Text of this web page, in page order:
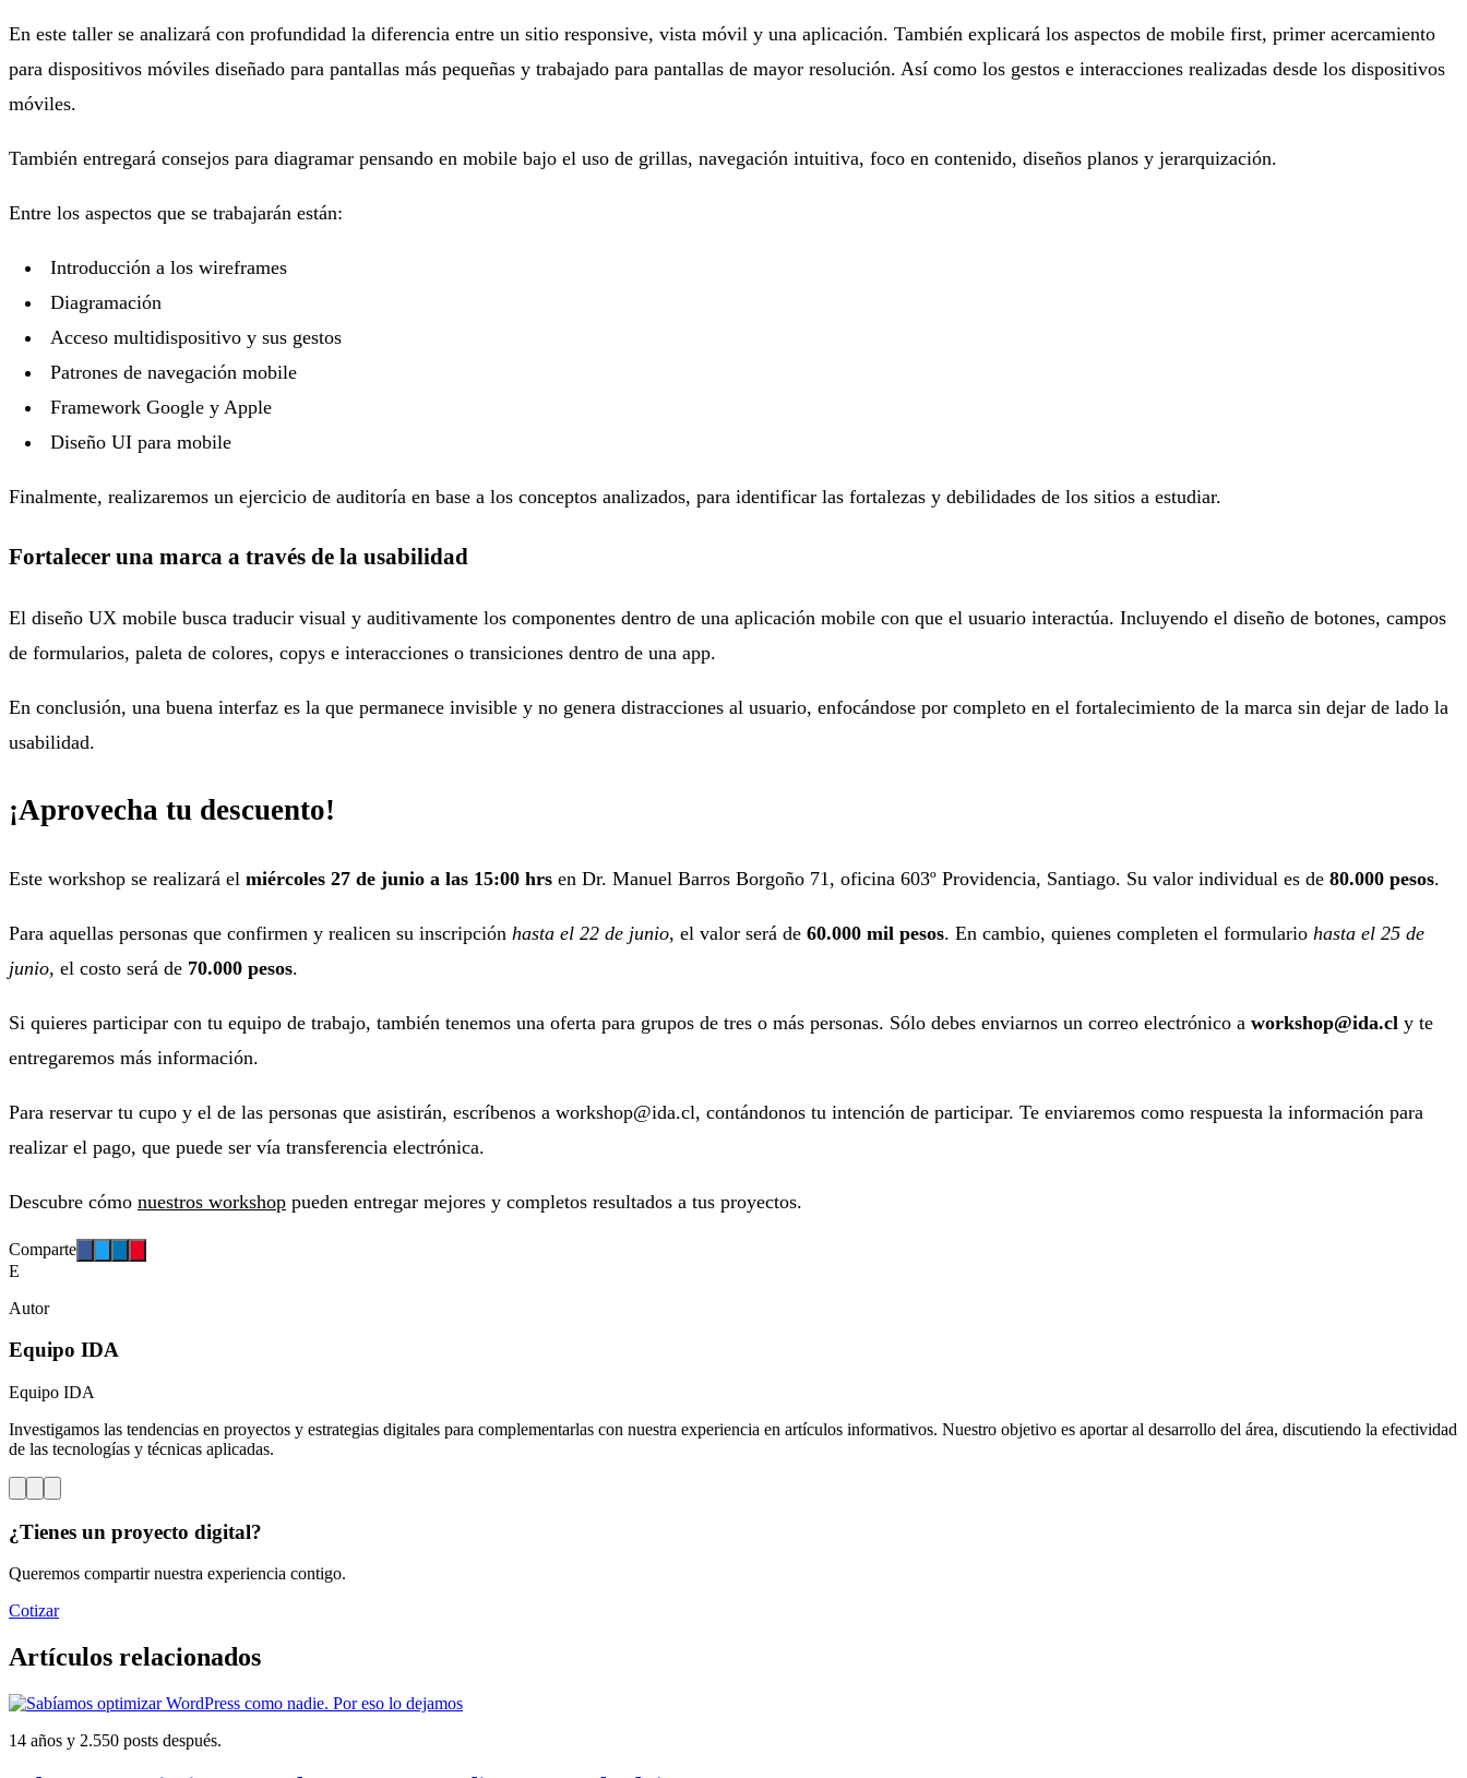
En este taller se analizará con profundidad la diferencia entre un sitio responsive, vista móvil y una aplicación. También explicará los aspectos de mobile first, primer acercamiento
para dispositivos móviles diseñado para pantallas más pequeñas y trabajado para pantallas de mayor resolución. Así como los gestos e interacciones realizadas desde los dispositivos
móviles.
También entregará consejos para diagramar pensando en mobile bajo el uso de grillas, navegación intuitiva, foco en contenido, diseños planos y jerarquización.
Entre los aspectos que se trabajarán están:
Introducción a los wireframes
Diagramación
Acceso multidispositivo y sus gestos
Patrones de navegación mobile
Framework Google y Apple
Diseño UI para mobile
Finalmente, realizaremos un ejercicio de auditoría en base a los conceptos analizados, para identificar las fortalezas y debilidades de los sitios a estudiar.
Fortalecer una marca a través de la usabilidad
El diseño UX mobile busca traducir visual y auditivamente los componentes dentro de una aplicación mobile con que el usuario interactúa. Incluyendo el diseño de botones, campos
de formularios, paleta de colores, copys e interacciones o transiciones dentro de una app.
En conclusión, una buena interfaz es la que permanece invisible y no genera distracciones al usuario, enfocándose por completo en el fortalecimiento de la marca sin dejar de lado la
usabilidad.
¡Aprovecha tu descuento!
Este workshop se realizará el miércoles 27 de junio a las 15:00 hrs en Dr. Manuel Barros Borgoño 71, oficina 603º Providencia, Santiago. Su valor individual es de 80.000 pesos.
Para aquellas personas que confirmen y realicen su inscripción hasta el 22 de junio, el valor será de 60.000 mil pesos. En cambio, quienes completen el formulario hasta el 25 de
junio, el costo será de 70.000 pesos.
Si quieres participar con tu equipo de trabajo, también tenemos una oferta para grupos de tres o más personas. Sólo debes enviarnos un correo electrónico a workshop@ida.cl y te
entregaremos más información.
Para reservar tu cupo y el de las personas que asistirán, escríbenos a workshop@ida.cl, contándonos tu intención de participar. Te enviaremos como respuesta la información para
realizar el pago, que puede ser vía transferencia electrónica.
Descubre cómo nuestros workshop pueden entregar mejores y completos resultados a tus proyectos.
Comparte
E
Autor
Equipo IDA
Equipo IDA
Investigamos las tendencias en proyectos y estrategias digitales para complementarlas con nuestra experiencia en artículos informativos. Nuestro objetivo es aportar al desarrollo del área, discutiendo la efectividad
de las tecnologías y técnicas aplicadas.
¿Tienes un proyecto digital?
Queremos compartir nuestra experiencia contigo.
Cotizar
Artículos relacionados
14 años y 2.550 posts después.